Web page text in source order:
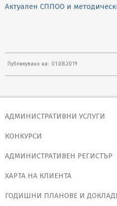
Актуален СППОО и
Публикувано на: 01.08.2019
АДМИНИСТРАТИВНИ УСЛУГИ
КОНКУРСИ
АДМИНИСТРАТИВЕН РЕГИСТЪР
ХАРТА НА КЛИЕНТА
ГОДИШНИ ПЛАНОВЕ И